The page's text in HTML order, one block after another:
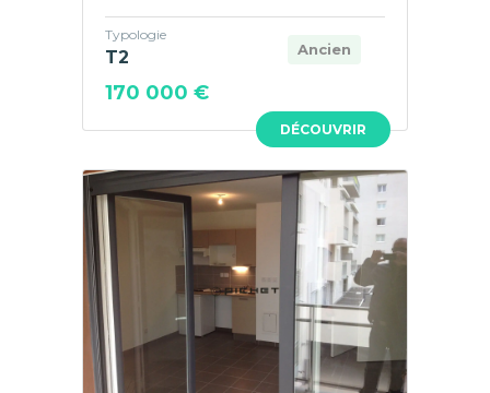
DÉCOUVRIR
Ancien
Typologie
T2
170 000 €